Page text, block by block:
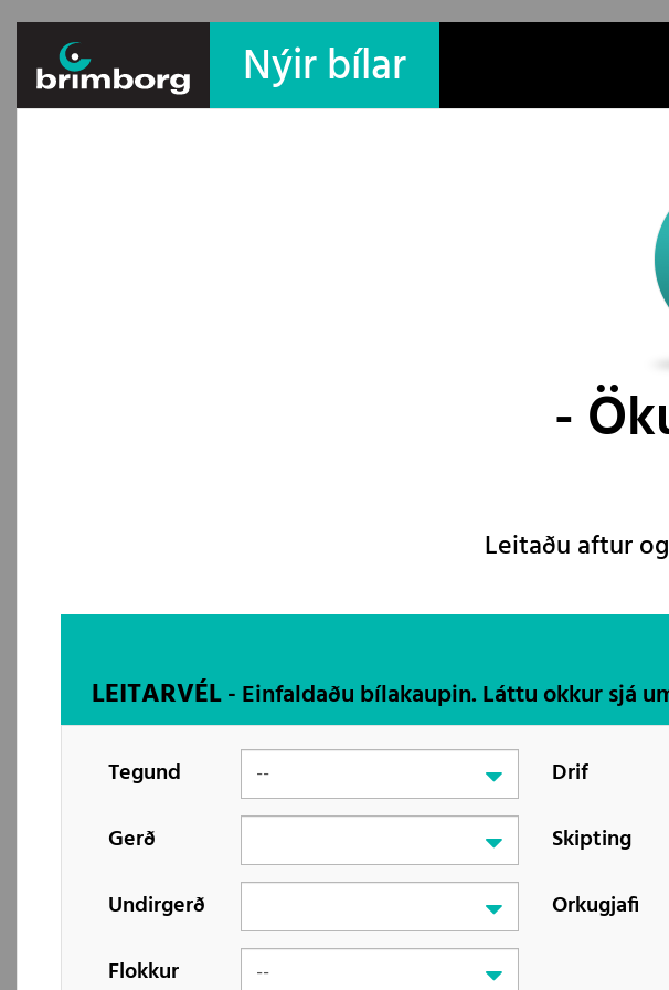
Nýir bílar
Leitaðu aftur
LEITARVÉL- Einfaldaðu bílakaupin. Láttu okkur sjá
Tegund
Gerð
Undirgerð
Flokkur
Drif
Skipting
Orkugjafi